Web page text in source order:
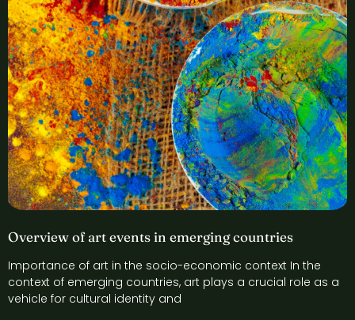
Overview of art events in emerging countries
Importance of art in the socio-economic context In the
context of emerging countries, art plays a crucial role as a
vehicle for cultural identity and